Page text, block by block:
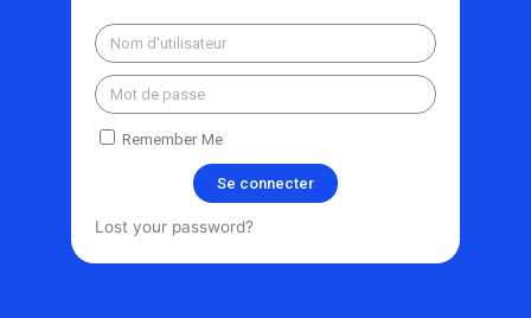
Remember Me
Se connecter
Lost your password?